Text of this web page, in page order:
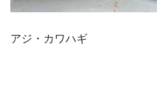
アジ・カワハギ